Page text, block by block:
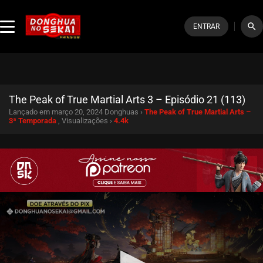
ENTRAR search
The Peak of True Martial Arts 3 – Episódio 21 (113)
Lançado em março 20, 2024 Donghuas › The Peak of True Martial Arts –
3ª Temporada , Visualizações › 4.4k